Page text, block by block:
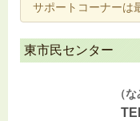
サポートコーナーは
東市民センター
（